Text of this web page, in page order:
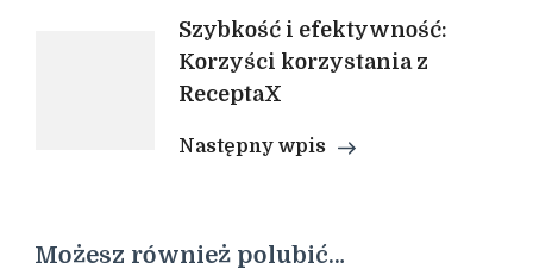
Szybkość i efektywność:
Korzyści korzystania z
ReceptaX
Następny wpis
Możesz również polubić…